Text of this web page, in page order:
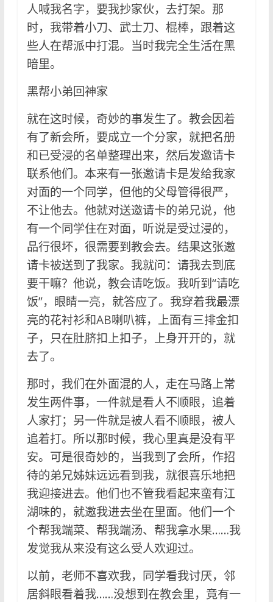
人喊我名字，要我抄家伙，去打架。那
时，我带着小刀、武士刀、棍棒，跟着这
些人在帮派中打混。当时我完全生活在黑
暗里。
黑帮小弟回神家
就在这时候，奇妙的事发生了。教会因着
有了新会所，要成立一个分家，就把名册
和已受浸的名单整理出来，然后发邀请卡
联系他们。本来有一张邀请卡是发给我家
对面的一个同学，但他的父母管得很严，
不让他去。他就对送邀请卡的弟兄说，他
有一个同学住在对面，听说是受过浸的，
品行很坏，很需要到教会去。结果这张邀
请卡被送到了我家。我就问：请我去到底
要干嘛？他说，教会请吃饭。我听到“请吃
饭”，眼睛一亮，就答应了。我穿着我最漂
亮的花衬衫和AB喇叭裤，上面有三排金扣
子，只在肚脐扣上扣子，上身开开的，就
去了。
那时，我们在外面混的人，走在马路上常
发生两件事，一件就是看人不顺眼，追着
人家打；另一件就是被人看不顺眼，被人
追着打。所以那时候，我心里真是没有平
安。可是很奇妙的，当我到了会所，作招
待的弟兄姊妹远远看到我，就很喜乐地把
我迎接进去。他们也不管我看起来蛮有江
湖味的，就邀我进去坐在里面。他们一个
个帮我端菜、帮我端汤、帮我拿水果……我
发觉我从来没有这么受人欢迎过。
以前，老师不喜欢我，同学看我讨厌，邻
居斜眼看着我……没想到在教会里，竟有一